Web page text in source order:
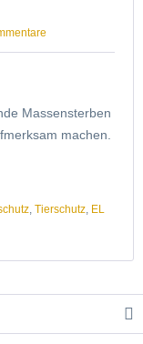
Massensterben
machen.
, Tierschutz, EL